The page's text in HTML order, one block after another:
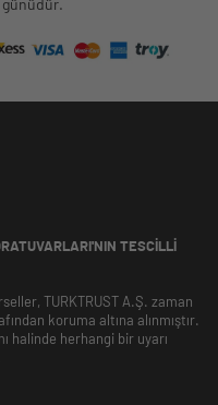
günüdür.
TESCILLI
TURKTRUST A.Ş. zaman
koruma altına alınmıştır.
halinde herhangi bir uyarı